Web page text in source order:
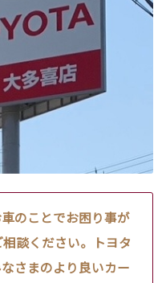
のことでお困り事が
談ください。トヨタ
さまのより良いカー